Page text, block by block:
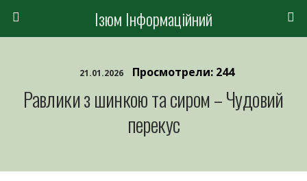
Ізюм Інформаційний
21.01.2026 Просмотрели: 244
Равлики з шинкою та сиром – Чудовий
перекус